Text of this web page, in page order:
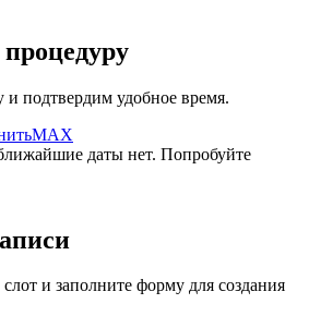
подтвердим удобное время.
MAX
даты нет. Попробуйте
и заполните форму для создания